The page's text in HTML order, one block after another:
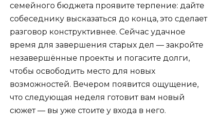
семейного бюджета проявите терпение: дайте
собеседнику высказаться до конца, это сделает
разговор конструктивнее. Сейчас удачное
время для завершения старых дел — закройте
незавершённые проекты и погасите долги,
чтобы освободить место для новых
возможностей. Вечером появится ощущение,
что следующая неделя готовит вам новый
сюжет — вы уже стоите у входа в него.